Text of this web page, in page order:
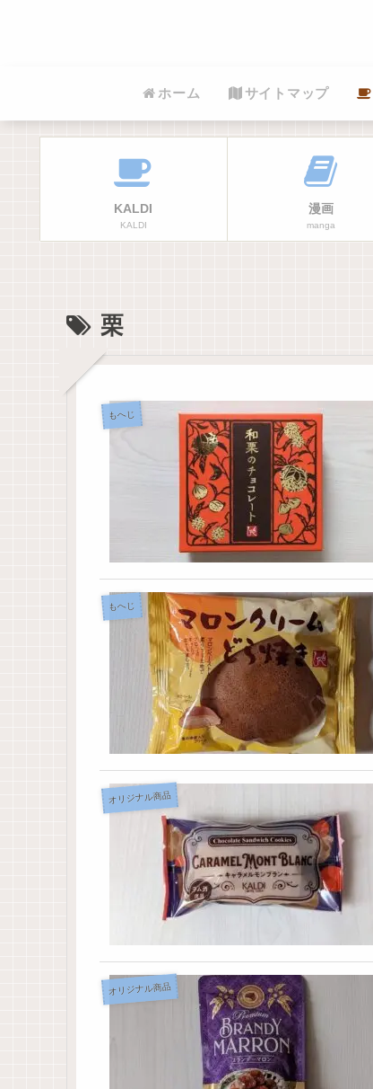
ホーム サイトマップ
KALDI
KALDI
漫画
manga
栗
もへじ
もへじ
オリジナル商品
オリジナル商品